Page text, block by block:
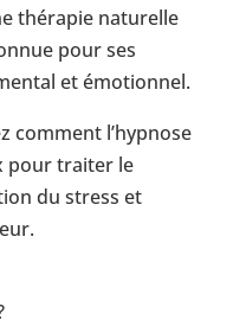
thérapie naturelle
pour ses
et émotionnel.
comment l’hypnose
pour traiter le
du stress et